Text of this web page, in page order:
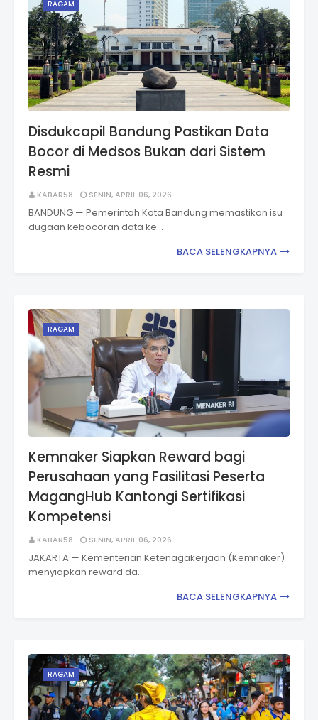
RAGAM
Disdukcapil Bandung Pastikan Data
Bocor di Medsos Bukan dari Sistem
Resmi
KABAR58 SENIN, APRIL 06, 2026
BANDUNG — Pemerintah Kota Bandung memastikan isu
dugaan kebocoran data ke…
BACA SELENGKAPNYA
RAGAM
Kemnaker Siapkan Reward bagi
Perusahaan yang Fasilitasi Peserta
MagangHub Kantongi Sertifikasi
Kompetensi
KABAR58 SENIN, APRIL 06, 2026
JAKARTA — Kementerian Ketenagakerjaan (Kemnaker)
menyiapkan reward da…
BACA SELENGKAPNYA
RAGAM